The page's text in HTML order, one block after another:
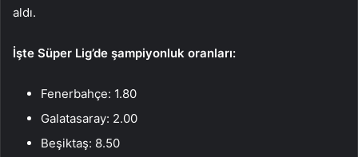
aldı.
İşte Süper Lig’de şampiyonluk oranları:
Fenerbahçe: 1.80
Galatasaray: 2.00
Beşiktaş: 8.50